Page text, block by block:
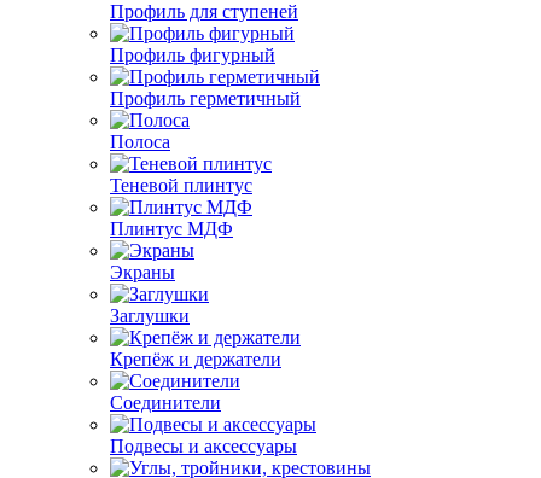
Профиль для ступеней
Профиль фигурный
Профиль герметичный
Полоса
Теневой плинтус
Плинтус МДФ
Экраны
Заглушки
Крепёж и держатели
Соединители
Подвесы и аксессуары